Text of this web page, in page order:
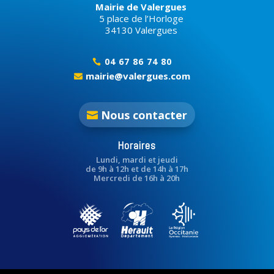
Mairie de Valergues
5 place de l’Horloge
34130 Valergues
 04 67 86 74 80
 mairie@valergues.com
Nous contacter
Horaires
Lundi, mardi et jeudi
de 9h à 12h et de 14h à 17h
Mercredi de 16h à 20h